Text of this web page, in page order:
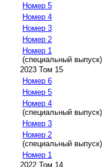
Номер 5
Номер 4
Номер 3
Номер 2
Номер 1
(специальный выпуск)
2023 Том 15
Номер 6
Номер 5
Номер 4
(специальный выпуск)
Номер 3
Номер 2
(специальный выпуск)
Номер 1
2022 Том 14